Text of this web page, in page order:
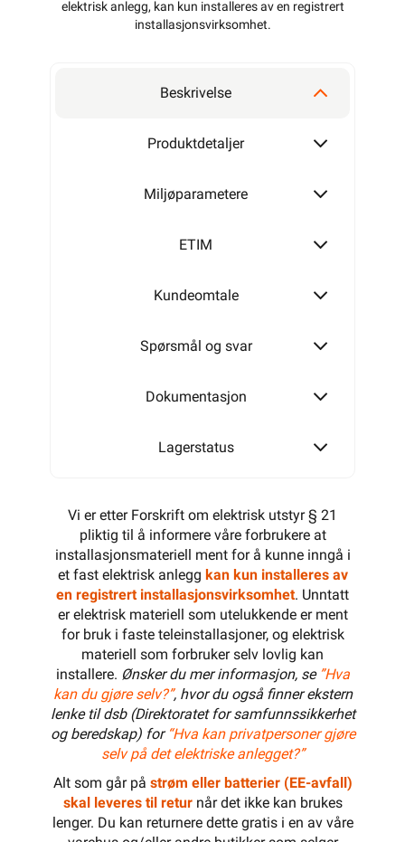
elektrisk anlegg, kan kun installeres av en registrert
installasjonsvirksomhet.
Beskrivelse
Produktdetaljer
Miljøparametere
ETIM
Kundeomtale
Spørsmål og svar
Dokumentasjon
Lagerstatus
Vi er etter Forskrift om elektrisk utstyr § 21
pliktig til å informere våre forbrukere at
installasjonsmateriell ment for å kunne inngå i
et fast elektrisk anlegg kan kun installeres av
en registrert installasjonsvirksomhet. Unntatt
er elektrisk materiell som utelukkende er ment
for bruk i faste teleinstallasjoner, og elektrisk
materiell som forbruker selv lovlig kan
installere. Ønsker du mer informasjon, se ”Hva
kan du gjøre selv?”, hvor du også finner ekstern
lenke til dsb (Direktoratet for samfunnssikkerhet
og beredskap) for “Hva kan privatpersoner gjøre
selv på det elektriske anlegget?”
Alt som går på strøm eller batterier (EE-avfall)
skal leveres til returnår det ikke kan brukes
lenger. Du kan returnere dette gratis i en av våre